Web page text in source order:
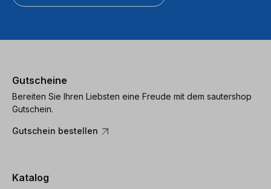
Gutscheine
Bereiten Sie Ihren Liebsten eine Freude mit dem sautershop
Gutschein.
Gutschein bestellen
Katalog